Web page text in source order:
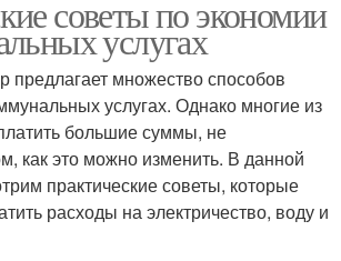
советы по экономии
услугах
множество способов
услугах. Однако многие из
большие суммы, не
как это можно изменить. В данной
практические советы, которые
расходы на электричество, воду и